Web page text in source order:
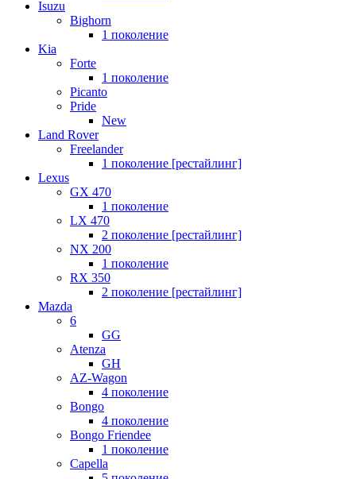
Isuzu
Bighorn
1 поколение
Kia
Forte
1 поколение
Picanto
Pride
New
Land Rover
Freelander
1 поколение [рестайлинг]
Lexus
GX 470
1 поколение
LX 470
2 поколение [рестайлинг]
NX 200
1 поколение
RX 350
2 поколение [рестайлинг]
Mazda
6
GG
Atenza
GH
AZ-Wagon
4 поколение
Bongo
4 поколение
Bongo Friendee
1 поколение
Capella